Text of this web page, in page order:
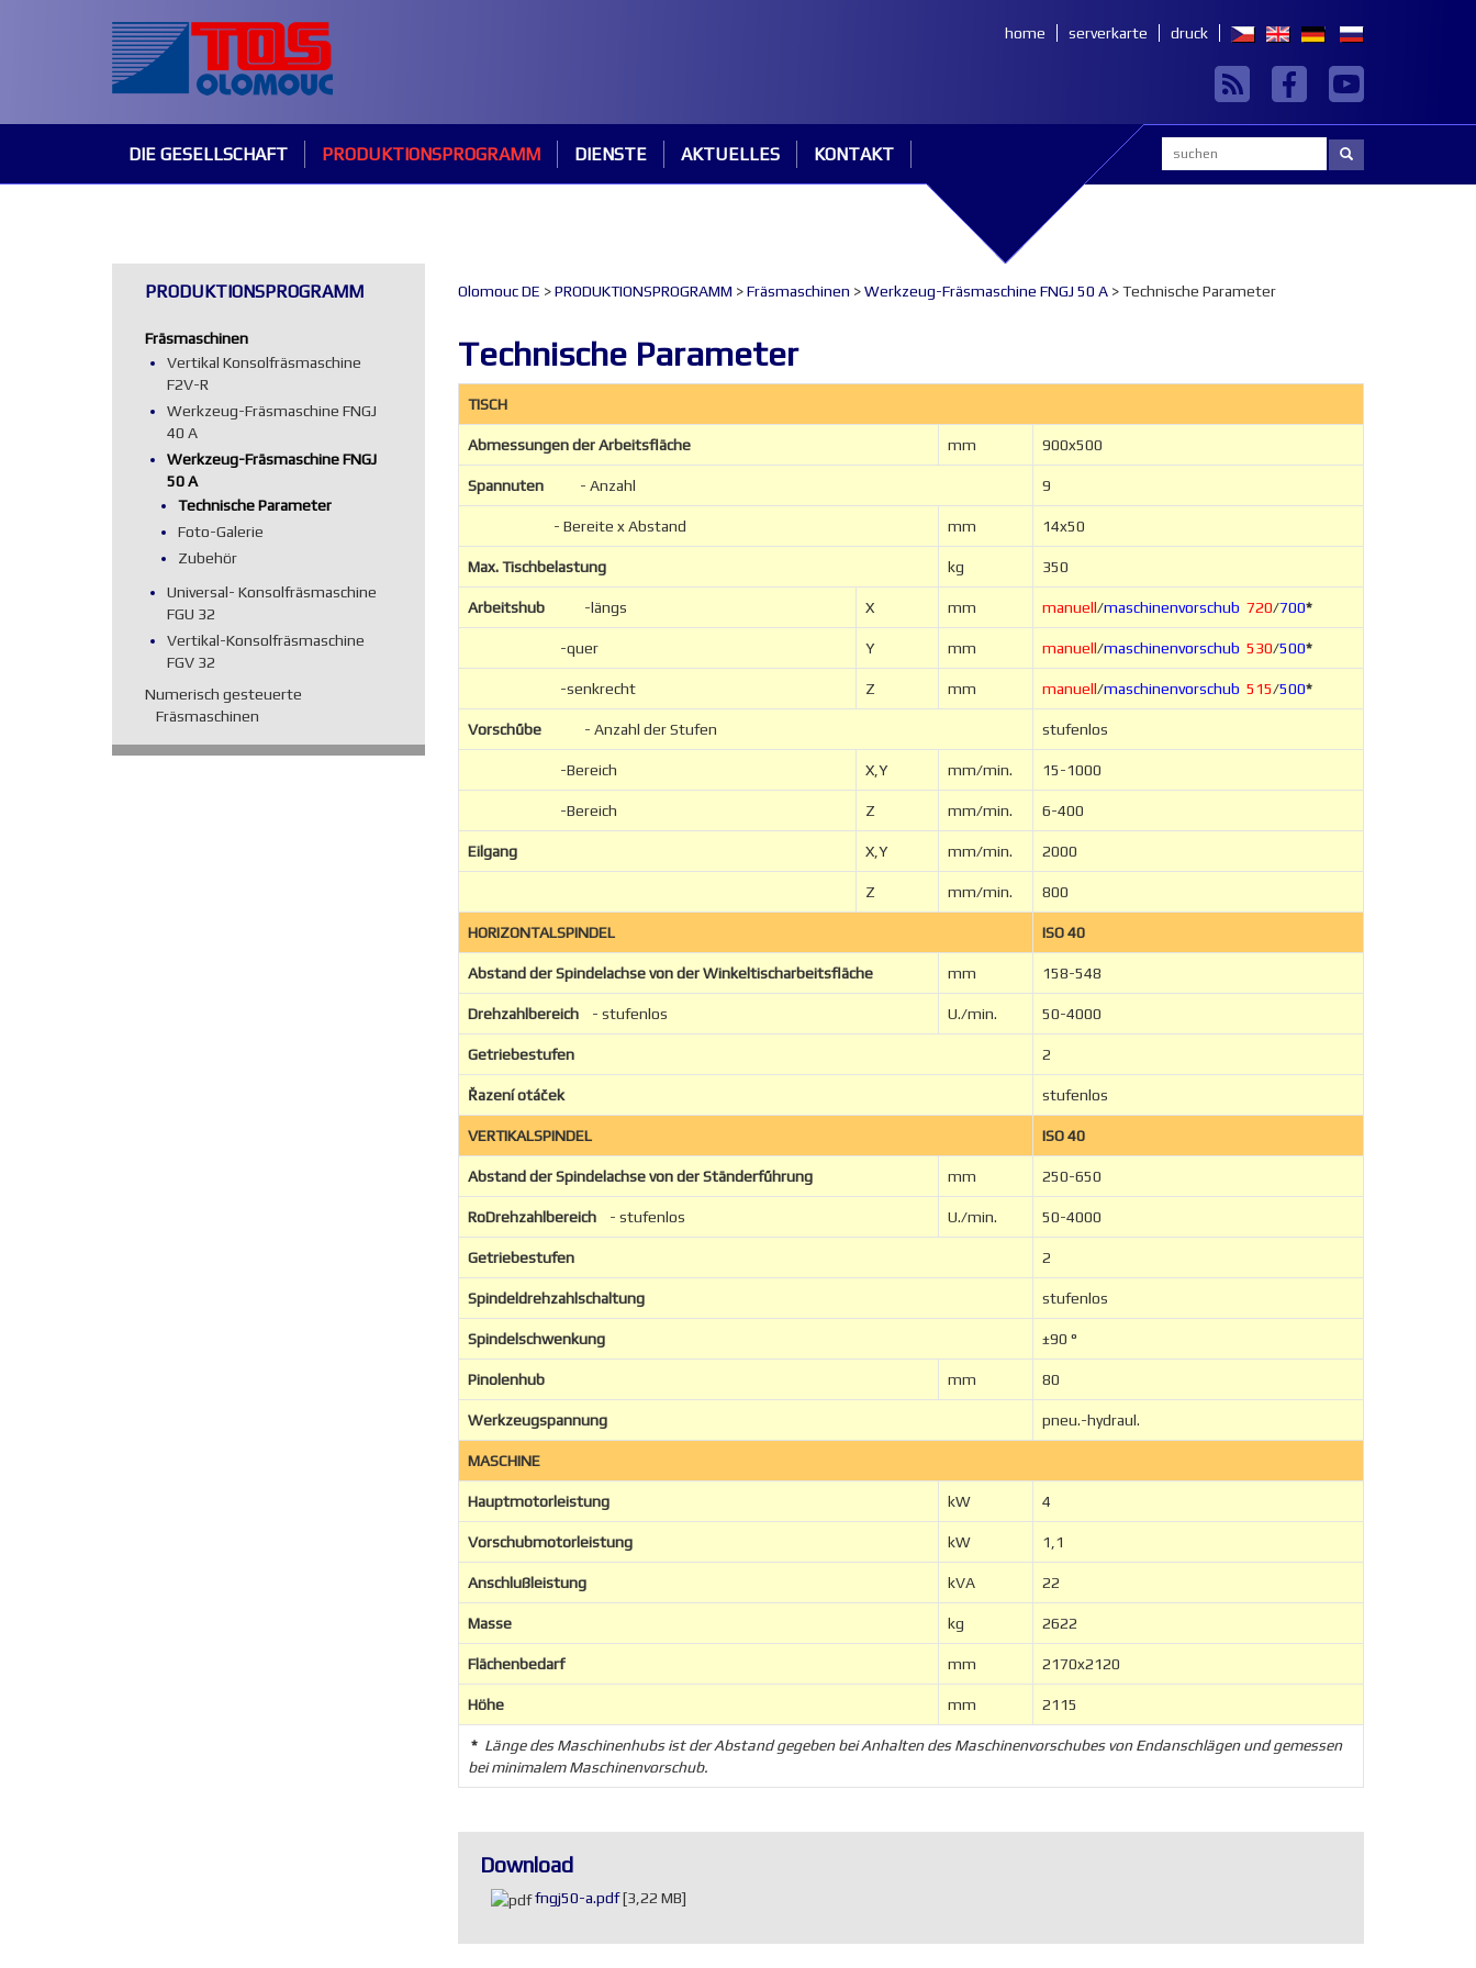
home serverkarte druck
DIE GESELLSCHAFT PRODUKTIONSPROGRAMM DIENSTE AKTUELLES KONTAKT Suchen:
PRODUKTIONSPROGRAMM
Fräsmaschinen
Vertikal Konsolfräsmaschine
F2V-R
Werkzeug-Fräsmaschine FNGJ
40 A
Werkzeug-Fräsmaschine FNGJ
50 A
Technische Parameter
Foto-Galerie
Zubehör
Universal- Konsolfräsmaschine
FGU 32
Vertikal-Konsolfräsmaschine
FGV 32
Numerisch gesteuerte
Fräsmaschinen
Olomouc DE >PRODUKTIONSPROGRAMM >Fräsmaschinen >Werkzeug-Fräsmaschine FNGJ 50 A > Technische Parameter
Technische Parameter
TISCH
Abmessungen der Arbeitsfläche mm 900x500
Spannuten - Anzahl 9
- Bereite x Abstand mm 14x50
Max. Tischbelastung kg 350
Arbeitshub -längs X mm manuell/maschinenvorschub 720/700*
-quer Y mm manuell/maschinenvorschub 530/500*
-senkrecht Z mm manuell/maschinenvorschub 515/500*
Vorschűbe - Anzahl der Stufen stufenlos
-Bereich X,Y mm/min. 15-1000
-Bereich Z mm/min. 6-400
Eilgang X,Y mm/min. 2000
Z mm/min. 800
HORIZONTALSPINDEL ISO 40
Abstand der Spindelachse von der Winkeltischarbeitsfläche mm 158-548
Drehzahlbereich - stufenlos U./min. 50-4000
Getriebestufen 2
Řazení otáček stufenlos
VERTIKALSPINDEL ISO 40
Abstand der Spindelachse von der Ständerfűhrung mm 250-650
RoDrehzahlbereich - stufenlos U./min. 50-4000
Getriebestufen 2
Spindeldrehzahlschaltung stufenlos
Spindelschwenkung ±90 °
Pinolenhub mm 80
Werkzeugspannung pneu.-hydraul.
MASCHINE
Hauptmotorleistung kW 4
Vorschubmotorleistung kW 1,1
Anschlußleistung kVA 22
Masse kg 2622
Flächenbedarf mm 2170x2120
Höhe mm 2115
* Länge des Maschinenhubs ist der Abstand gegeben bei Anhalten des Maschinenvorschubes von Endanschlägen und gemessen
bei minimalem Maschinenvorschub.
Download
fngj50-a.pdf[3,22 MB]